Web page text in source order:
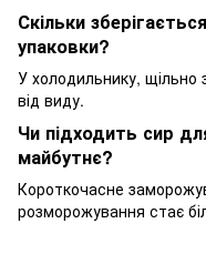
Скільки
упаковки?
У холодильнику,
від виду.
Чи підходить сир
майбутнє?
Короткочасне
розморожування стає